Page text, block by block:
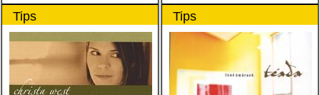
ärligt och handlar om
upplevelser och historier
från en ung mans liv
Tips Tips